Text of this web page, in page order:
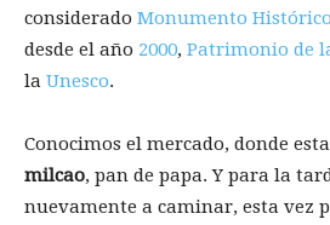
considerado Monumento
desde el año 2000, Patrimonio de
la Unesco.
Conocimos el mercado, donde
milcao, pan de papa. Y para la
nuevamente a caminar, esta vez